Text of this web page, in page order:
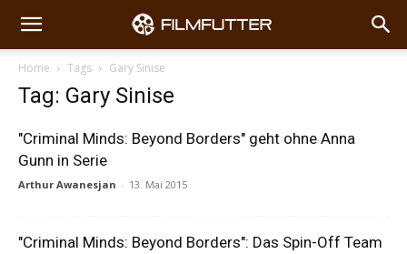
Home Tags Gary Sinise
Tag: Gary Sinise
"Criminal Minds: Beyond Borders" geht ohne Anna
Gunn in Serie
Arthur Awanesjan - 13. Mai 2015
"Criminal Minds: Beyond Borders": Das Spin-Off Team